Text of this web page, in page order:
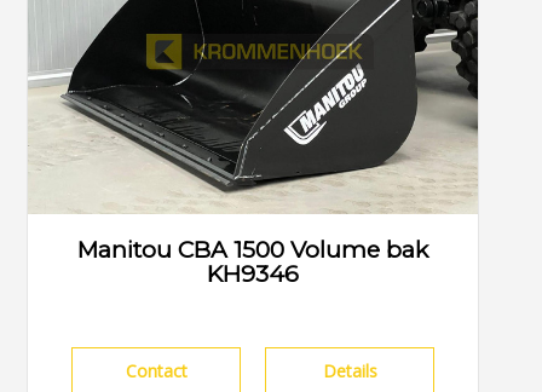
Manitou CBA 1500 Volume bak
KH9346
Contact Details